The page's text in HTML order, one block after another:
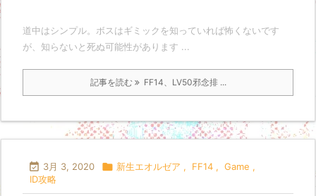
道中はシンプル。ボスはギミックを知っていれば怖くないです
が、知らないと死ぬ可能性があります ...
記事を読む FF14、LV50邪念排 ...
 3月 3, 2020  新生エオルゼア , FF14 , Game ,
ID攻略